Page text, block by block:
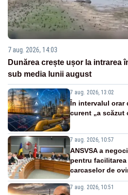
7 aug. 2026, 14:03
Dunărea crește ușor la intrarea
sub media lunii august
7 aug. 2026, 13:02
În intervalul orar
curent „a scăzut
7 aug. 2026, 10:57
ANSVSA a
pentru
carcaselor de
7 aug. 2026, 10:51